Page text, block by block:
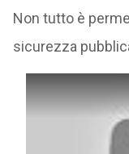
Non tutto è
sicurezza